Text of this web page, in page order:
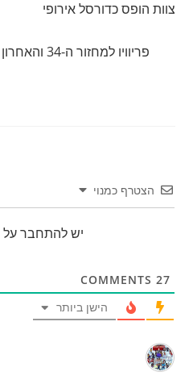
צוות הופס כדורסל אירופי
פריוויו
הצטרף כמנוי
יש להתחבר על
27
הישן ביותר